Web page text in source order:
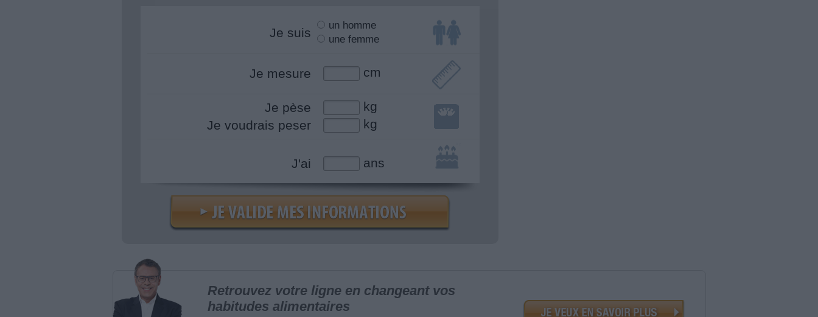
Je suis
un homme
une femme
Je mesure cm
Je pèse
kg
Je voudrais peser
kg
J'ai ans
Retrouvez votre ligne en changeant vos
habitudes alimentaires